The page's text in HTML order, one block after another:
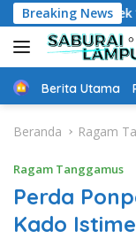
Langsung
ke
konten
Breaking News
Pempek “Wong
Home
Berita Utama
Beranda Ragam
Ragam Tanggamus
Perda
Kado